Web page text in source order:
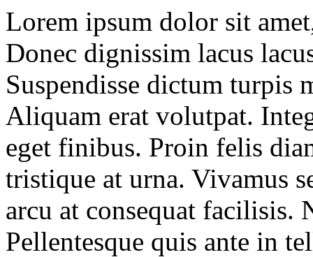
Lorem ipsum dolor sit
Donec dignissim lacus
Suspendisse dictum turpis
Aliquam erat volutpat.
eget finibus. Proin felis
tristique at urna. Vivamus
arcu at consequat facilisis.
Pellentesque quis ante in